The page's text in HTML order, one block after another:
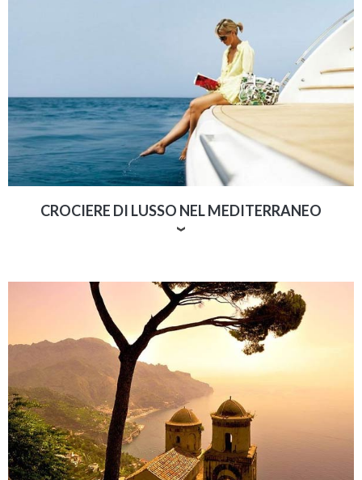
località della Costiera Amalfitana, con partenze da
Napoli, Roma e altre città di partenza. Sali a bordo di
una delle nostre imbarcazioni di lusso, lasciati
accogliere da un aperitivo di benvenuto e inizia la tua
vacanza all’insegna del comfort e dell’eleganza.
CROCIERE DI LUSSO NEL MEDITERRANEO
organizzare noi tutto.Costruiamo l'itinerario,
scegliamo con te la barca più adatta e curiamo ogni
dettagli per il tuo divertimento a bordo.
Le possibili destinazioni:
Capri e la Costiera Amalfitana
Sardegna
Grecia
Baleari... e tutto il Mediterraneo